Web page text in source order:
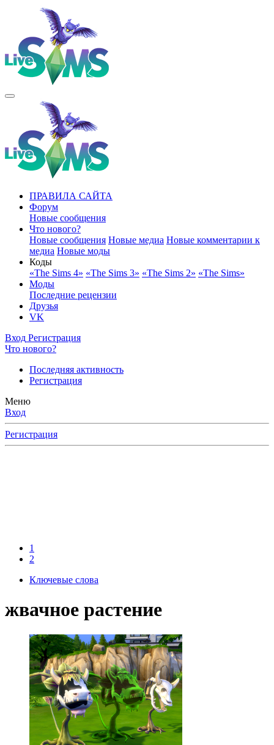
ПРАВИЛА САЙТА
Форум
Новые сообщения
Что нового?
Новые сообщения Новые медиа Новые комментарии к
медиа Новые моды
Коды
«The Sims 4» «The Sims 3» «The Sims 2» «The Sims»
Моды
Последние рецензии
Друзья
VK
Вход Регистрация
Что нового?
Последняя активность
Регистрация
Меню
Вход
Регистрация
1
2
Ключевые слова
жвачное растение